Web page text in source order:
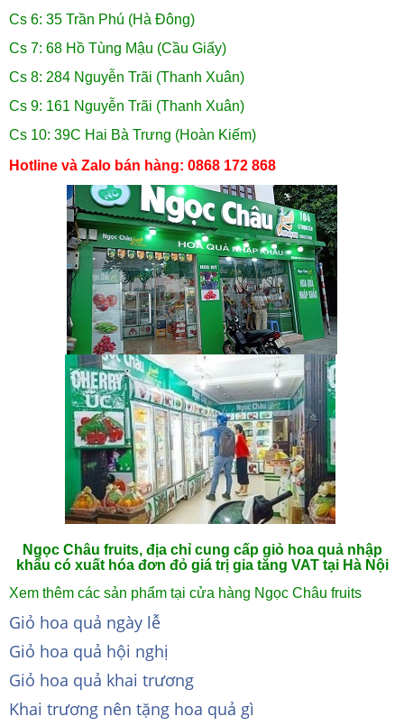
Cs 6: 35 Trần Phú (Hà Đông)
Cs 7: 68 Hồ Tùng Mậu (Cầu Giấy)
Cs 8: 284 Nguyễn Trãi (Thanh Xuân)
Cs 9: 161 Nguyễn Trãi (Thanh Xuân)
Cs 10: 39C Hai Bà Trưng (Hoàn Kiếm)
Hotline và Zalo bán hàng: 0868 172 868
Ngọc Châu fruits, địa chỉ cung cấp giỏ hoa quả nhập
khẩu có xuất hóa đơn đỏ giá trị gia tăng VAT tại Hà Nội
Xem thêm các sản phẩm tại cửa hàng Ngọc Châu fruits
Giỏ hoa quả ngày lễ
Giỏ hoa quả hội nghị
Giỏ hoa quả khai trương
Khai trương nên tặng hoa quả gì